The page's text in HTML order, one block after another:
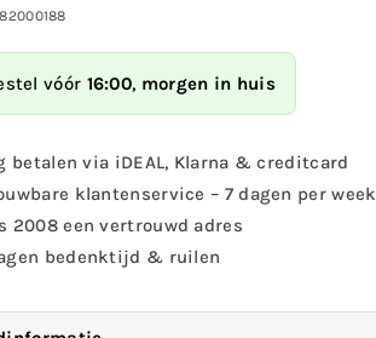
pour
de
chauve-
vóór 16:00, morgen in huis
betalen via iDEAL, Klarna & creditcard
klantenservice – 7 dagen per week
2008 een vertrouwd adres
bedenktijd & ruilen